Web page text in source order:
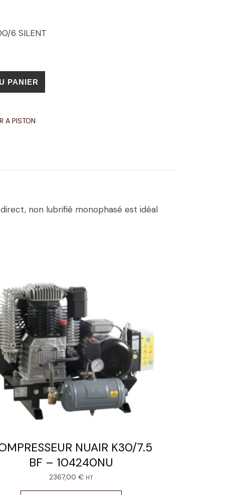
6 SILENT
PANIER
A PISTON
non lubrifié monophasé est idéal
NUAIR K30/7.5
BF – 104240NU
2367,00€ HT